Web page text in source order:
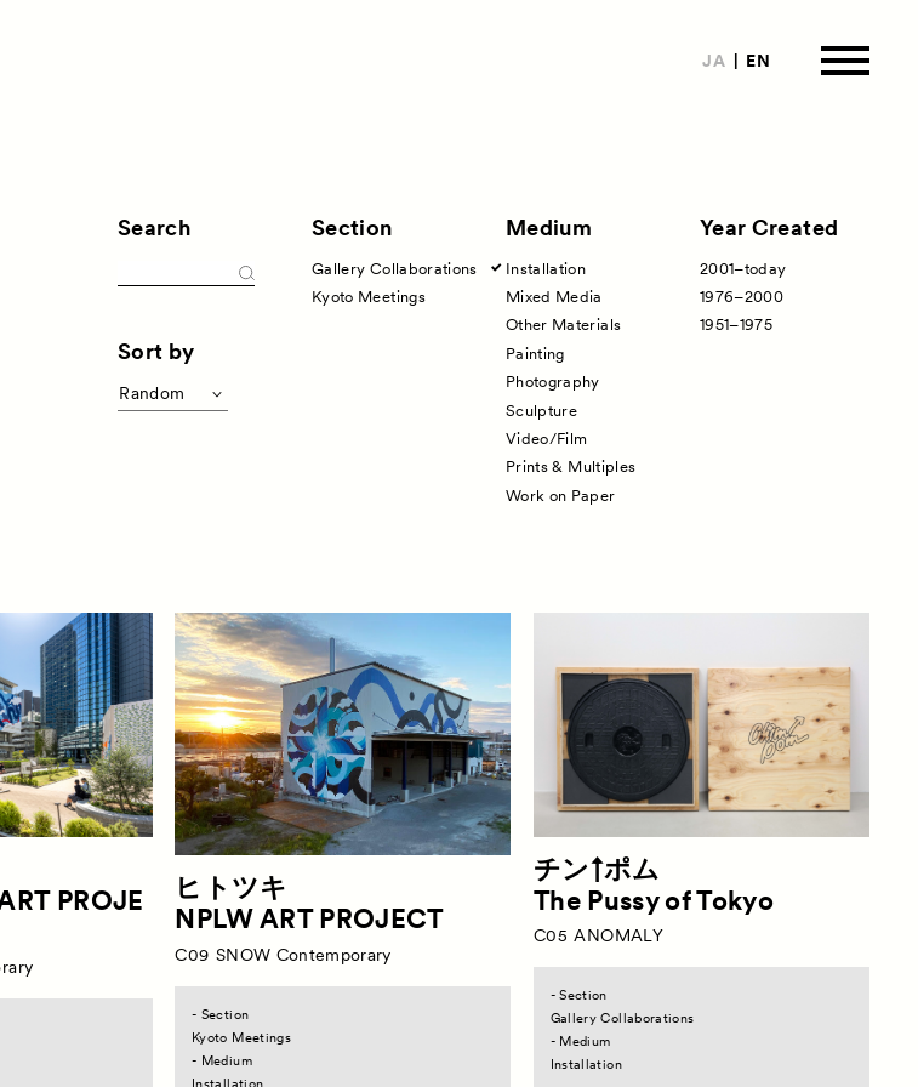
JA EN
トプログラム
About ACKとは
来場者向け情報
Partners
Search
Sort by
Random
Section
Gallery Collaborations
Kyoto Meetings
Medium
Installation
Mixed Media
Other Materials
Painting
Photography
Sculpture
Video/Film
Prints & Multiples
Work on Paper
Year Created
2001–today
1976–2000
1951–1975
PROJE
ヒトツキ
NPLW ART PROJECT
C09 SNOW Contemporary
- Section
Kyoto Meetings
- Medium
Installation
チン↑ポム
The Pussy of Tokyo
C05 ANOMALY
- Section
Gallery Collaborations
- Medium
Installation